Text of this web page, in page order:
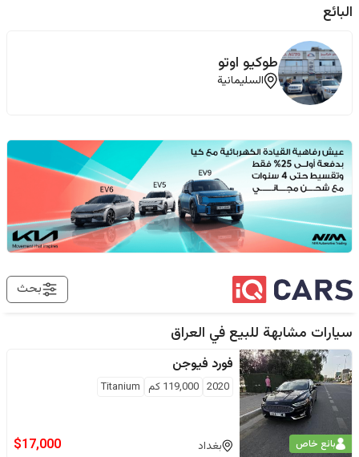
البائع
‏طوکیو اوتو
السليمانية
بحث
سيارات مشابهة للبيع في العراق
بائع خاص
فورد فيوجن
2020
119,000 كم Titanium
بغداد $17,000